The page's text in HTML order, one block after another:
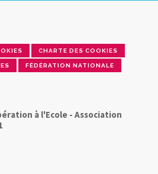
CHARTE DES COOKIES
FÉDÉRATION NATIONALE
à l'Ecole - Association